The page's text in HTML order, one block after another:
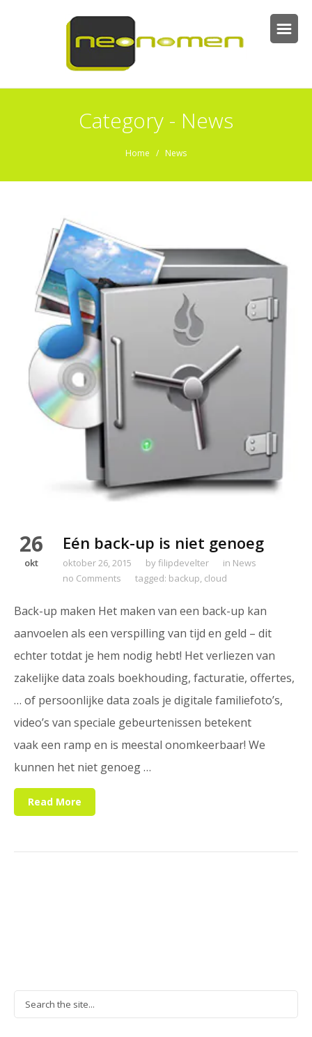
Category - News
Home / News
26
okt
Eén back-up is niet genoeg
oktober 26, 2015 byfilipdevelter in News
no Comments
tagged: backup cloud
Back-up maken Het maken van een back-up kan
aanvoelen als een verspilling van tijd en geld – dit
echter totdat je hem nodig hebt! Het verliezen van
zakelijke data zoals boekhouding, facturatie, offertes,
… of persoonlijke data zoals je digitale familiefoto’s,
video’s van speciale gebeurtenissen betekent
vaak een ramp en is meestal onomkeerbaar! We
kunnen het niet genoeg …
Read More